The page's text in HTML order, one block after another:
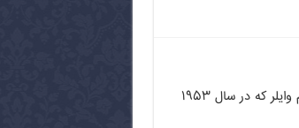
تعطیلات در رم فیلمی است به کارگردانی ویلیام وایلر که در سال ۱۹۵۳